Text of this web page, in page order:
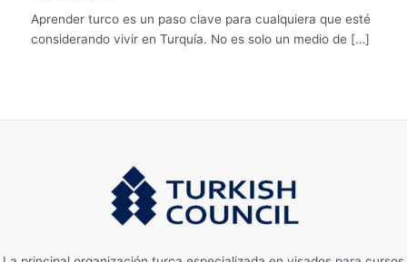
Aprender turco es un paso clave para cualquiera que esté
considerando vivir en Turquía. No es solo un medio de […]